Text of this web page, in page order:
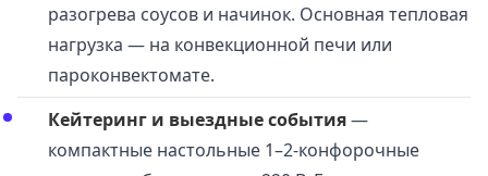
разогрева соусов и начинок. Основная тепловая
нагрузка — на конвекционной печи или
пароконвектомате.
Кейтеринг и выездные события—
компактные настольные 1–2-конфорочные